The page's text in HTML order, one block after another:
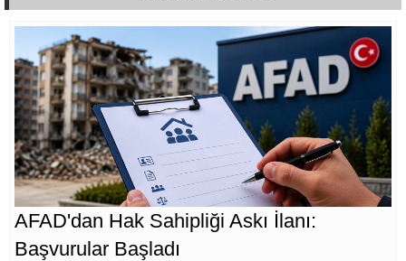
AFAD'dan Hak Sahipliği Askı İlanı:
Başvurular Başladı